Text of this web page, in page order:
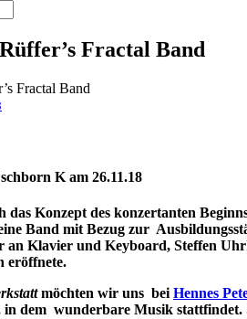
Fractal Band
Fractal Band
K am 26.11.18
Konzept des konzertanten
Band mit Bezug zur
Klavier und Keyboard, Steffen
eröffnete.
möchten wir uns bei Hennes
dem wunderbare Musik